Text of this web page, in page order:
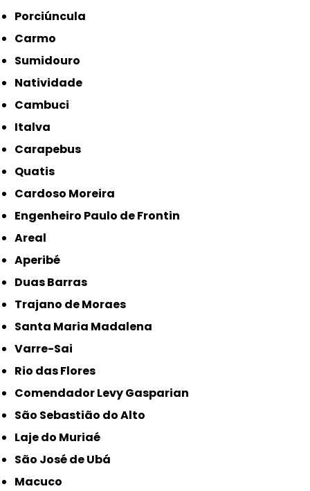
Porciúncula
Carmo
Sumidouro
Natividade
Cambuci
Italva
Carapebus
Quatis
Cardoso Moreira
Engenheiro Paulo de Frontin
Areal
Aperibé
Duas Barras
Trajano de Moraes
Santa Maria Madalena
Varre-Sai
Rio das Flores
Comendador Levy Gasparian
São Sebastião do Alto
Laje do Muriaé
São José de Ubá
Macuco